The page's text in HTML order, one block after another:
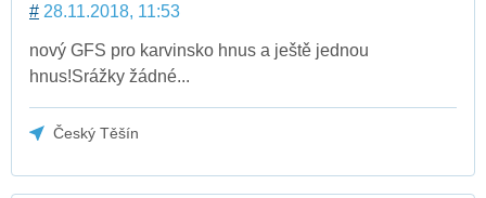
# 28.11.2018, 11:53
nový GFS pro karvinsko hnus a ještě jednou
hnus!Srážky žádné...
Český Těšín